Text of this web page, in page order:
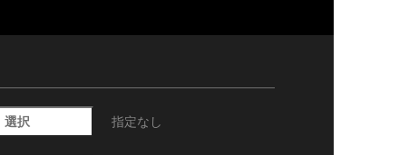
選択 指定なし